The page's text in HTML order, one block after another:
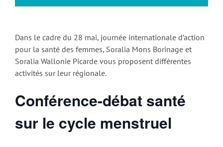
Dans le cadre du 28 mai, journée internationale d’action
pour la santé des femmes, Soralia Mons Borinage et
Soralia Wallonie Picarde vous proposent différentes
activités sur leur régionale.
Conférence-débat santé
sur le cycle menstruel